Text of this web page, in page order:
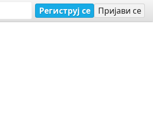
Региструј се Пријави се